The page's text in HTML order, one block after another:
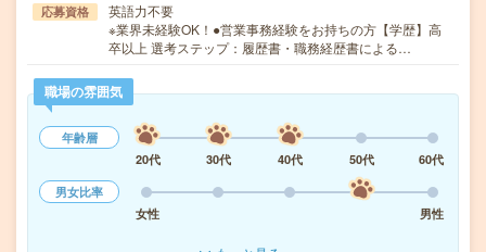
応募資格
英語力不要
※業界未経験OK！●営業事務経験をお持ちの方【学歴】高
卒以上 選考ステップ：履歴書・職務経歴書による…
職場の雰囲気
年齢層
20代
30代 40代 50代
60代
男女比率
女性
男性